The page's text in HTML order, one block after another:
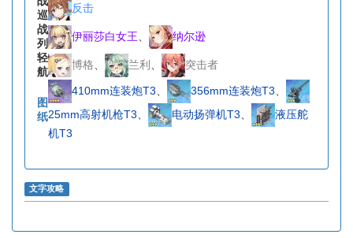
巡
反击
战
列
伊丽莎白女王
纳尔逊
轻
航
博格 兰利 突击者
图
纸
410mm连装炮T3 356mm连装炮T3
25mm高射机枪T3
电动扬弹机T3
液压舵
机T3
文字攻略